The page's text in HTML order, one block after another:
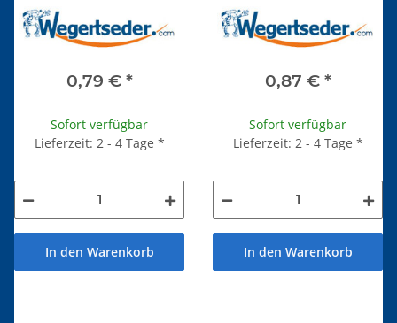
0,79 € *
Sofort verfügbar
Lieferzeit: 2 - 4 Tage *
In den Warenkorb
0,87 € *
Sofort verfügbar
Lieferzeit: 2 - 4 Tage *
In den Warenkorb